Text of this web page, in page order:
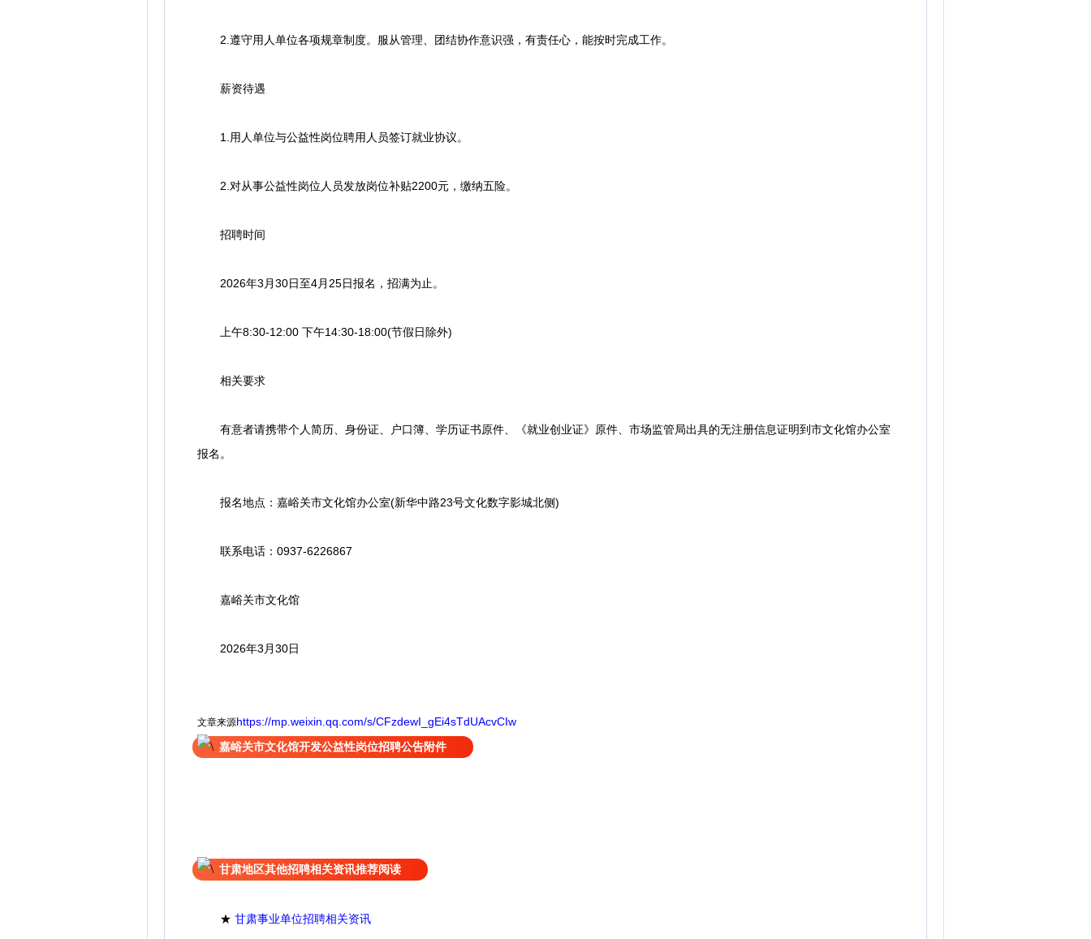
2.遵守用人单位各项规章制度。服从管理、团结协作意识强，有责任心，能按时完成工作。
薪资待遇
1.用人单位与公益性岗位聘用人员签订就业协议。
2.对从事公益性岗位人员发放岗位补贴2200元，缴纳五险。
招聘时间
2026年3月30日至4月25日报名，招满为止。
上午8:30-12:00 下午14:30-18:00(节假日除外)
相关要求
有意者请携带个人简历、身份证、户口簿、学历证书原件、《就业创业证》原件、市场监管局出具的无注册信息证明到市文化馆办公室
报名。
报名地点：嘉峪关市文化馆办公室(新华中路23号文化数字影城北侧)
联系电话：0937-6226867
嘉峪关市文化馆
2026年3月30日
文章来源https://mp.weixin.qq.com/s/CFzdewI_gEi4sTdUAcvCIw
嘉峪关市文化馆开发公益性岗位招聘公告附件
甘肃地区其他招聘相关资讯推荐阅读
★ 甘肃事业单位招聘相关资讯